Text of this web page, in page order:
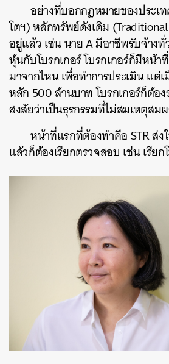
อย่างที่บอกกฎหมายของประเ
โตฯ) หลักทรัพย์ดังเดิม
อยู่แล้ว เช่น นาย A มีอาชีพรับจ้าง
หุ้นกับโบรกเกอร์ โบรกเกอร์ก็มีหน้า
มาจากไหน เพื่อทำการประเมิน แต่
หลัก 500 ล้านบาท โบรกเกอร์ก็ต้อง
สงสัยว่าเป็นธุรกรรมที่ไม่สมเหตุสม
หน้าที่แรกที่ต้องทำคือ STR ส่ง
แล้วก็ต้องเรียกตรวจสอบ เช่น เรีย